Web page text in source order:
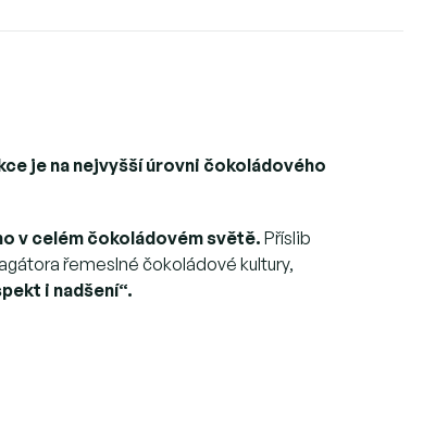
je na nejvyšší úrovni čokoládového
v celém čokoládovém světě. Příslib
řemeslné čokoládové kultury,
i nadšení“.